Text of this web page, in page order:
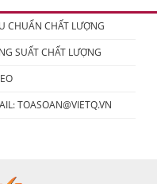
CHUẨN CHẤT LƯỢNG
SUẤT CHẤT LƯỢNG
TOASOAN@VIETQ.VN